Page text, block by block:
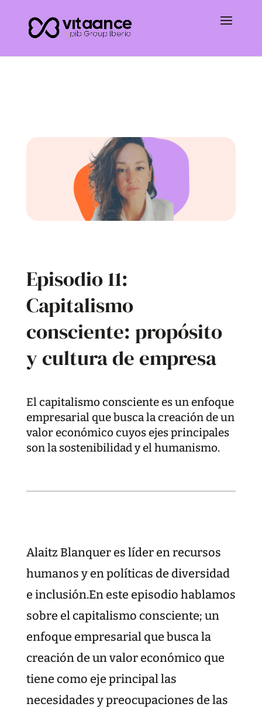
Episodio 11:
Capitalismo
consciente: propósito
y cultura de empresa
El capitalismo consciente es un enfoque
empresarial que busca la creación de un
valor económico cuyos ejes principales
son la sostenibilidad y el humanismo.
Alaitz Blanquer es líder en recursos
humanos y en políticas de diversidad
e inclusión.En este episodio hablamos
sobre el capitalismo consciente; un
enfoque empresarial que busca la
creación de un valor económico que
tiene como eje principal las
necesidades y preocupaciones de las